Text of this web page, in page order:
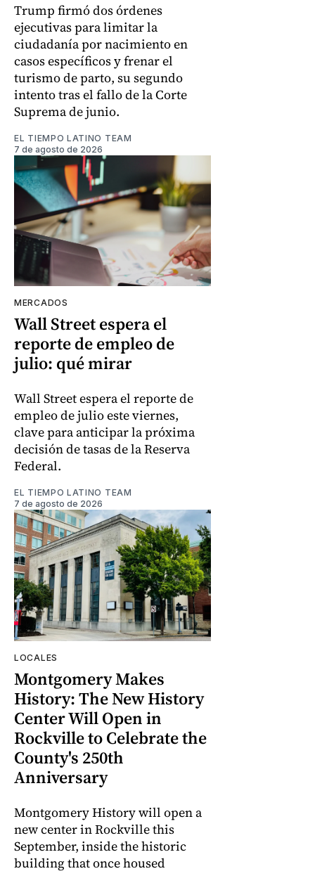
Trump firmó dos órdenes
ejecutivas para limitar la
ciudadanía por nacimiento en
casos específicos y frenar el
turismo de parto, su segundo
intento tras el fallo de la Corte
Suprema de junio.
EL TIEMPO LATINO TEAM
7 de agosto de 2026
MERCADOS
Wall Street espera el
reporte de empleo de
julio: qué mirar
Wall Street espera el reporte de
empleo de julio este viernes,
clave para anticipar la próxima
decisión de tasas de la Reserva
Federal.
EL TIEMPO LATINO TEAM
7 de agosto de 2026
LOCALES
Montgomery Makes
History: The New History
Center Will Open in
Rockville to Celebrate the
County's 250th
Anniversary
Montgomery History will open a
new center in Rockville this
September, inside the historic
building that once housed